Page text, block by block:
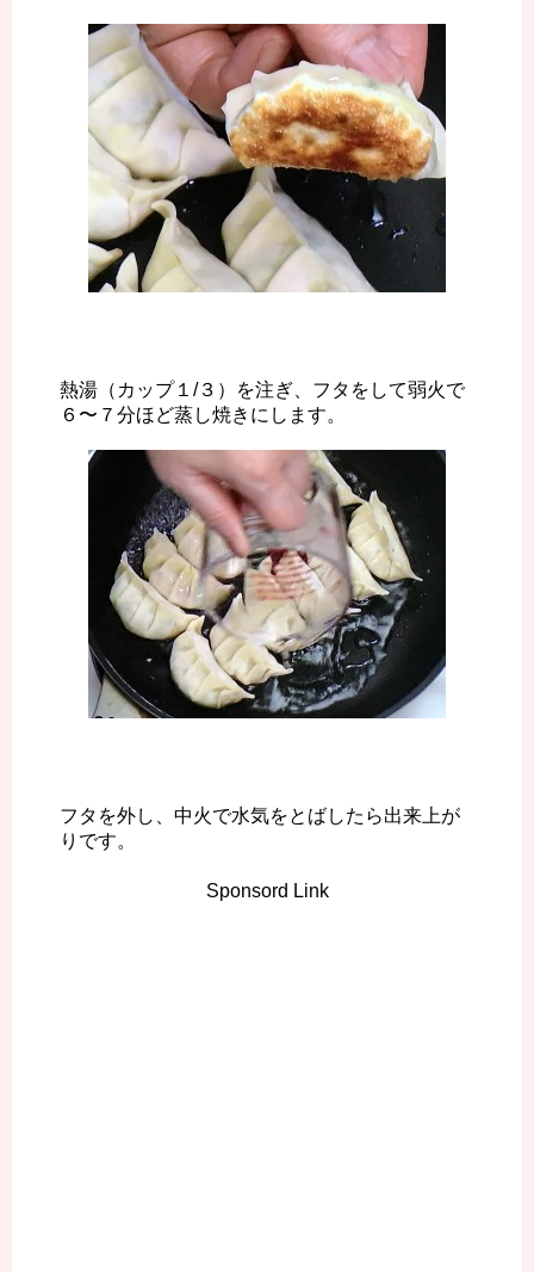
熱湯（カップ１/３）を注ぎ、フタをして弱火で
６〜７分ほど蒸し焼きにします。
フタを外し、中火で水気をとばしたら出来上が
りです。
Sponsord Link